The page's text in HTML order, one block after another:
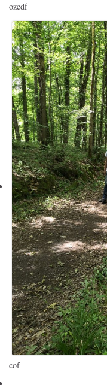
ozedf
cof